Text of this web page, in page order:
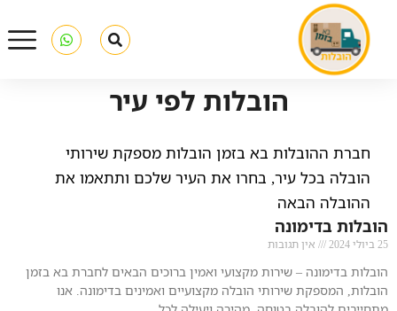
הובלות לפי עיר
חברת ההובלות בא בזמן הובלות מספקת שירותי
הובלה בכל עיר, בחרו את העיר שלכם ותתאמו את
ההובלה הבאה
הובלות בדימונה
25 ביולי 2024 אין תגובות
הובלות בדימונה – שירות מקצועי ואמין ברוכים הבאים לחברת בא בזמן
הובלות, המספקת שירותי הובלה מקצועיים ואמינים בדימונה. אנו